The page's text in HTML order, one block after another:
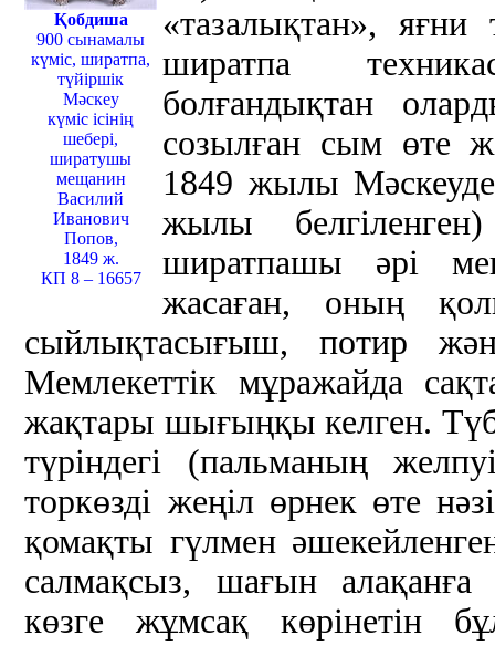
Қобдиша
900 сынамалы
күміс, ширатпа,
түйіршік
Мәскеу
күміс ісінің
шебері,
ширатушы
мещанин
Василий
Иванович
Попов,
1849 ж.
КП 8 – 16657
«тазалықтан»,
ширатпа
болғандықтан
созылған сым өте
1849 жылы
жылы
ширатпашы әрі
жасаған, оның
сыйлықтасығыш, потир
Мемлекеттік мұражайда
жақтары шығыңқы келген.
түріндегі (пальманың
торкөзді жеңіл өрнек өте
қомақты гүлмен
салмақсыз, шағын
көзге жұмсақ көрінетін